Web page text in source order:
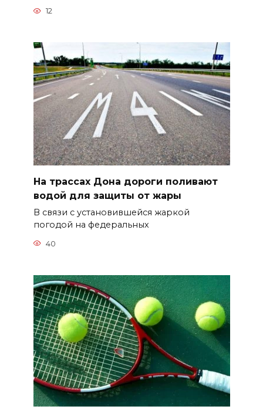
12
На трассах Дона дороги поливают
водой для защиты от жары
В связи с установившейся жаркой
погодой на федеральных
40